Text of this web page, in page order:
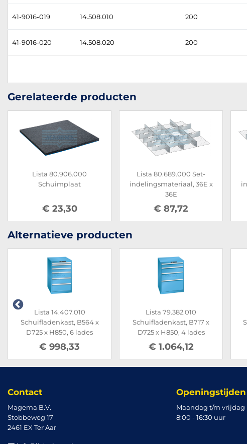
41-9016-019 14.508.010 200
41-9016-020 14.508.020 200
Gerelateerde producten
Lista 80.906.000
Schuimplaat
€ 23,30
Lista 80.689.000 Set-
indelingsmateriaal, 36E x
36E
€ 87,72
Alternatieve producten
Lista 14.407.010
Schuifladenkast, B564 x
D725 x H850, 6 lades
€ 998,33
Lista 79.382.010
Schuifladenkast, B717 x
D725 x H850, 4 lades
€ 1.064,12
Contact
Magema B.V.
Stobbeweg 17
2461 EX Ter Aar
Openingstijden
Maandag t/m vrijdag
8:00 - 16:30 uur